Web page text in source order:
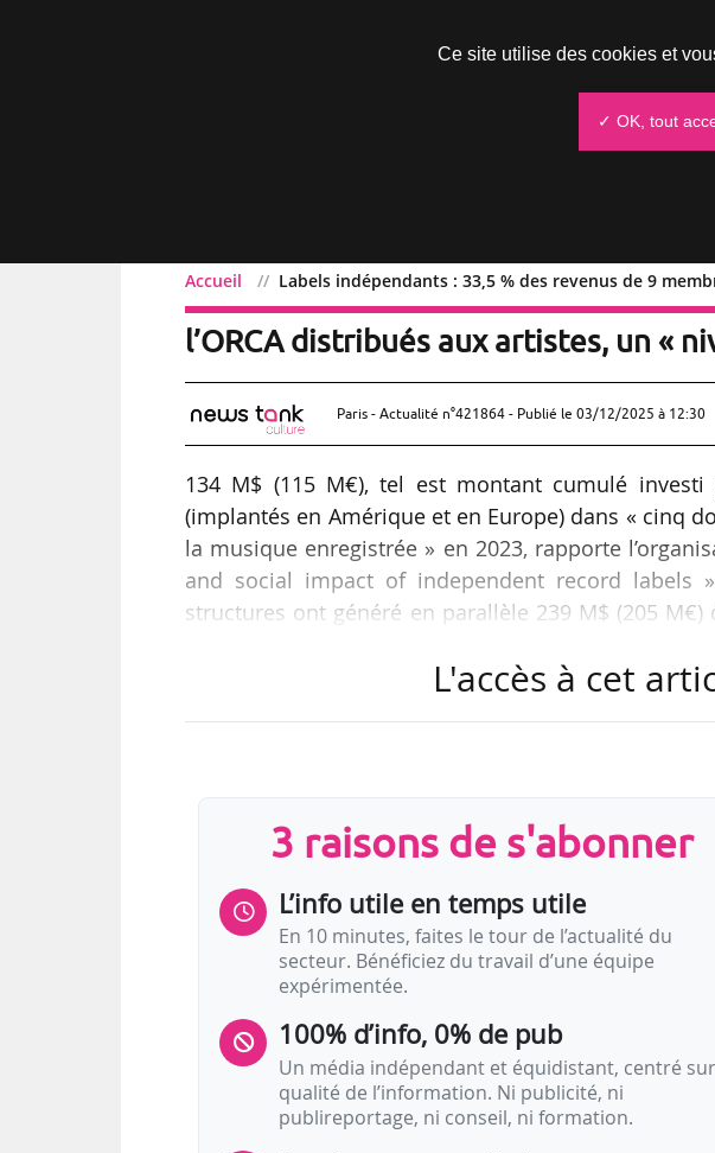
Accueil Labels indépendants : 33,5 % des revenus de 9
Labels indépendants : 33,5 % des
l’ORCA distribués aux artistes, un «
Paris - Actualité n°421864 - Publié le 03/12/2025 à 12:30
134 M$ (115 M€), tel est montant cumulé investi
(implantés en Amérique et en Europe) dans « cinq
la musique enregistrée » en 2023, rapporte
and social impact of independent record labels
structures ont généré en parallèle 239 M$ (205 M€)
deux dernières catégories « dépassent les
L'accès à cet
3 raisons de s'abonner
L’info utile en temps utile
En 10 minutes, faites le tour de l’actualité du
secteur. Bénéficiez du travail d’une équipe
expérimentée.
100% d’info, 0% de pub
Un média indépendant et équidistant, centré
qualité de l’information. Ni publicité, ni
publireportage, ni conseil, ni formation.
Ce site utilise des cookies et
✓ OK, tout